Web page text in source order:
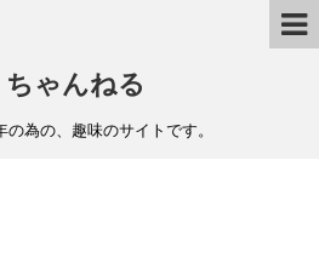
ちゃんねる
の為の、趣味のサイトです。